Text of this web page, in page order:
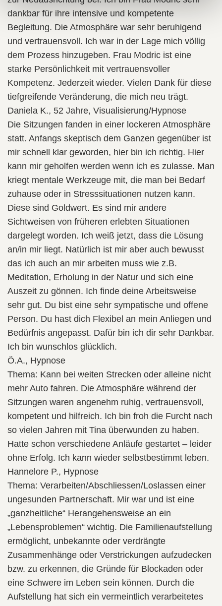
dankbar für ihre intensive und kompetente
Begleitung. Die Atmosphäre war sehr beruhigend
und vertrauensvoll. Ich war in der Lage mich völlig
dem Prozess hinzugeben. Frau Modric ist eine
starke Persönlichkeit mit vertrauensvoller
Kompetenz. Jederzeit wieder. Vielen Dank für diese
tiefgreifende Veränderung, die mich neu trägt.
Daniela K., 52 Jahre, Visualisierung/Hypnose
Die Sitzungen fanden in einer lockeren Atmosphäre
statt. Anfangs skeptisch dem Ganzen gegenüber ist
mir schnell klar geworden, hier bin ich richtig. Hier
kann mir geholfen werden wenn ich es zulasse. Man
kriegt mentale Werkzeuge mit, die man bei Bedarf
zuhause oder in Stresssituationen nutzen kann.
Diese sind Goldwert. Es sind mir andere
Sichtweisen von früheren erlebten Situationen
dargelegt worden. Ich weiß jetzt, dass die Lösung
an/in mir liegt. Natürlich ist mir aber auch bewusst
das ich auch an mir arbeiten muss wie z.B.
Meditation, Erholung in der Natur und sich eine
Auszeit zu gönnen. Ich finde deine Arbeitsweise
sehr gut. Du bist eine sehr sympatische und offene
Person. Du hast dich Flexibel an mein Anliegen und
Bedürfnis angepasst. Dafür bin ich dir sehr Dankbar.
Ich bin wunschlos glücklich.
Ö.A., Hypnose
Thema: Kann bei weiten Strecken oder alleine nicht
mehr Auto fahren. Die Atmosphäre während der
Sitzungen waren angenehm ruhig, vertrauensvoll,
kompetent und hilfreich. Ich bin froh die Furcht nach
so vielen Jahren mit Tina überwunden zu haben.
Hatte schon verschiedene Anläufe gestartet – leider
ohne Erfolg. Ich kann wieder selbstbestimmt leben.
Hannelore P., Hypnose
Thema: Verarbeiten/Abschliessen/Loslassen einer
ungesunden Partnerschaft. Mir war und ist eine
„ganzheitliche“ Herangehensweise an ein
„Lebensproblemen“ wichtig. Die Familienaufstellung
ermöglicht, unbekannte oder verdrängte
Zusammenhänge oder Verstrickungen aufzudecken
bzw. zu erkennen, die Gründe für Blockaden oder
eine Schwere im Leben sein können. Durch die
Aufstellung hat sich ein vermeintlich verarbeitetes